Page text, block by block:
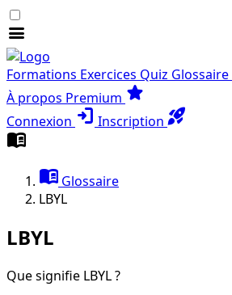
menu
Formations Exercices Quiz Glossaire
À propos Premium star
Connexion login Inscription rocket_launch
menu_book
menu_book Glossaire
LBYL
LBYL
Que signifie LBYL ?